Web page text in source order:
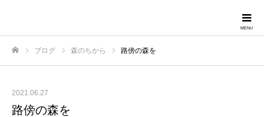
ブログ 森のちから 路傍の森を
2021.06.27
路傍の森を